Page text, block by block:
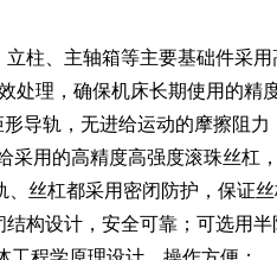
立柱、主轴箱等主要基础件采
处理，确保机床长期使用的精
导轨，无进给运动的摩擦阻力
采用的高精度高强度滚珠丝杠
丝杠都采用密闭防护，保证
构设计，安全可靠；可选用半